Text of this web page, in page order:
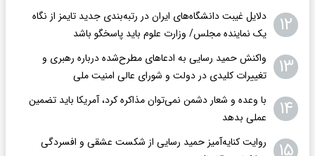
۱۲
دلایل غیبت دانشگاه‌های ایران در رتبه‌بندی جدید تایمز از نگاه
یک نماینده مجلس/ وزارت علوم باید پاسخگو باشد
۱۳
واکنش حمید رسایی به ادعاهای مطرح‌شده درباره رهبری و
تغییرات کلیدی در دولت و شورای عالی امنیت ملی
۱۴
با وعده و شعار دشمن نمی‌توان مذاکره کرد، آمریکا باید تضمین
عملی بدهد
روایت کنایه‌آمیز حمید رسایی از شکست عشقی و افسردگی